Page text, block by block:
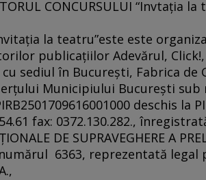
CONCURSULUI “Invtaţia la
la teatru”este este organizat
publicaţiilor Adevărul,
sediul în Bucureşti, Fabrica
Municipiului Bucureşti sub
deschis la
fax: 0372.130.282.,
DE SUPRAVEGHERE A
numărul 6363, reprezentată